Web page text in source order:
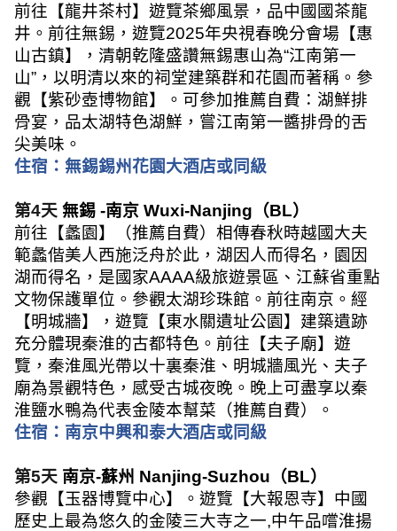
前往【龍井茶村】遊覽茶鄉風景，品中國國茶龍
井。前往無錫，遊覽2025年央視春晚分會場【惠
山古鎮】，清朝乾隆盛讚無錫惠山為“江南第一
山” ，以明清以來的祠堂建築群和花園而著稱。參
觀【紫砂壺博物館】。可參加推薦自費：湖鮮排
骨宴，品太湖特色湖鮮，嘗江南第一醬排骨的舌
尖美味 。
住宿： 無錫錫州花園大酒店或同級
第4天 無錫 -南京 Wuxi-Nanjing （BL）
前往【蠡園】（推薦自費）相傳春秋時越國大夫
範蠡偕美人西施泛舟於此，湖因人而得名，園因
湖而得名，是國家AAAA級旅遊景區、江蘇省重點
文物保護單位。參觀太湖珍珠館。前往南京。經
【明城牆】，遊覽【東水關遺址公園】建築遺跡
充分體現秦淮的古都特色。前往【夫子廟】遊
覽，秦淮風光帶以十裏秦淮、明城牆風光、夫子
廟為景觀特色，感受古城夜晚。晚上可盡享以秦
淮鹽水鴨為代表金陵本幫菜（推薦自費）
。
住宿： 南京中興和泰大酒店或同級
第5天 南京-蘇州 Nanjing-Suzhou （BL）
參觀【玉器博覽中心】。遊覽【大報恩寺】中國
歷史上最為悠久的金陵三大寺之一,中午品嚐淮揚